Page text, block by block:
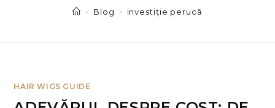
> Blog > investiție perucă
HAIR WIGS GUIDE